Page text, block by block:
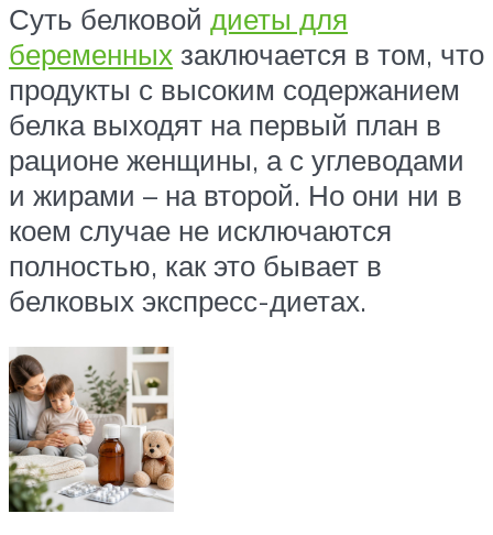
Суть белковой диеты для
беременных заключается в том, что
продукты с высоким содержанием
белка выходят на первый план в
рационе женщины, а с углеводами
и жирами – на второй. Но они ни в
коем случае не исключаются
полностью, как это бывает в
белковых экспресс-диетах.